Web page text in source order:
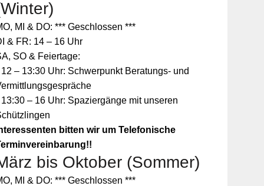
MI & DO: *** Geschlossen ***
& FR: 14 – 16 Uhr
SO & Feiertage:
12 – 13:30 Uhr: Schwerpunkt Beratungs- und
13:30 – 16 Uhr: Spaziergänge mit unseren
bitten wir um Telefonische
bis Oktober (Sommer)
MI & DO: *** Geschlossen ***